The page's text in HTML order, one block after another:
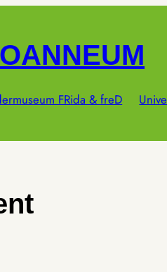
FRida & freD